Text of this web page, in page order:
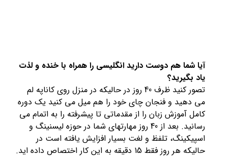
آیا شما هم دوست دارید انگلیسی را همراه با خنده و لذت
یاد بگیرید؟
تصور کنید ظرف 40 روز در حالیکه در منزل روی کاناپه لم
می دهید و فنجان چای خود را هم میل می کنید یک دوره
کامل آموزش زبان را از مقدماتی تا پیشرفته را به اتمام می
رسانید. بعد از 40 روز مهارتهای شما در حوزه لیسنینگ و
اسپیکینگ، تلفظ و لغت بسیار افزایش یافته است در
حالیکه هر روز فقط 15 دقیقه به این کار اختصاص داده اید.